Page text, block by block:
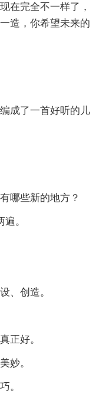
在完全不一样了，
造，你希望未来的
成了一首好听的儿
哪些新的地方？
。
、创造。
正好。
妙。
。